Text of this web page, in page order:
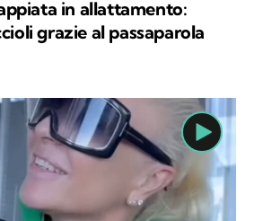
in allattamento:
grazie al passaparola